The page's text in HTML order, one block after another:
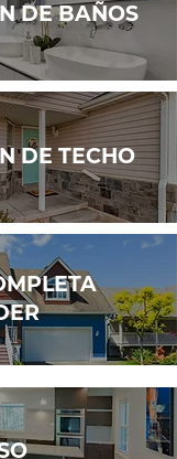
DE BAÑOS
DE TECHO